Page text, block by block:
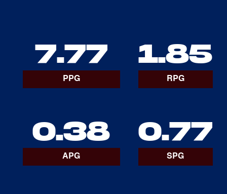
7.77
PPG
1.85
RPG
0.38
APG
0.77
SPG